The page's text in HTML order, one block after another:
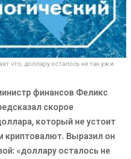
что, доллару осталось не так уж и
финансов Феликс
скорое
который не устоит
криптовалют. Выразил он
«доллару осталось не